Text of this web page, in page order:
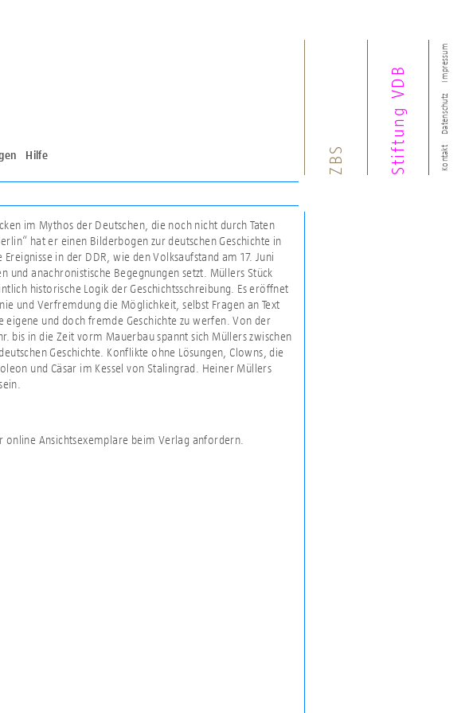
Kontakt
Datenschutz
Impressum
Hilfe ZBS Stiftung VDB
im Mythos der Deutschen, die noch nicht durch Taten
hat er einen Bilderbogen zur deutschen Geschichte in
in der DDR, wie den Volksaufstand am 17. Juni
und anachronistische Begegnungen setzt. Müllers Stück
historische Logik der Geschichtsschreibung. Es eröffnet
und Verfremdung die Möglichkeit, selbst Fragen an Text
eigene und doch fremde Geschichte zu werfen. Von der
bis in die Zeit vorm Mauerbau spannt sich Müllers zwischen
Geschichte. Konflikte ohne Lösungen, Clowns, die
und Cäsar im Kessel von Stalingrad. Heiner Müllers
online Ansichtsexemplare beim Verlag anfordern.